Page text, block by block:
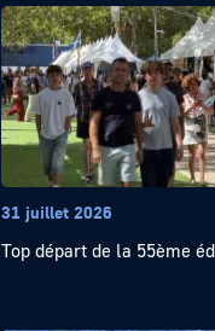
31 juillet 2026
Top départ de la 55ème